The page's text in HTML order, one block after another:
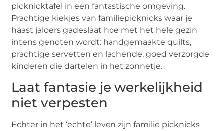
picknicktafel in een fantastische omgeving.
Prachtige kiekjes van familiepicknicks waar je
haast jaloers gadeslaat hoe met het hele gezin
intens genoten wordt: handgemaakte quilts,
prachtige servetten en lachende, goed verzorgde
kinderen die dartelen in het zonnetje.
Laat fantasie je werkelijkheid
niet verpesten
Echter in het ‘echte’ leven zijn familie picknicks